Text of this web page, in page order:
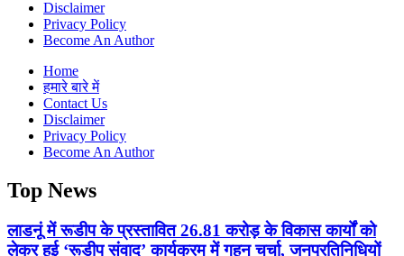
Disclaimer
Privacy Policy
Become An Author
Home
हमारे बारे में
Contact Us
Disclaimer
Privacy Policy
Become An Author
Top News
लाडनूं में रूडीप के प्रस्तावित 26.81 करोड़ के विकास कार्यों को
लेकर हुई ‘रूडीप संवाद’ कार्यक्रम में गहन चर्चा, जनप्रतिनिधियों